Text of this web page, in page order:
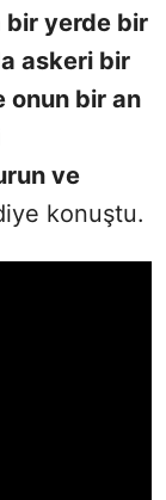
bir yerde bir
askeri bir
onun bir an
ve
konuştu.